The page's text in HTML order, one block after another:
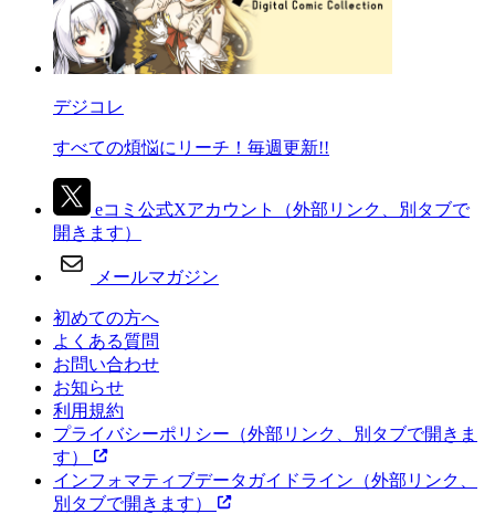
デジコレ
すべての煩悩にリーチ！毎週更新!!
eコミ公式Xアカウント
（外部リンク、別タブで
開きます）
メールマガジン
初めての方へ
よくある質問
お問い合わせ
お知らせ
利用規約
プライバシーポリシー （外部リンク、別タブで開きま
す）
インフォマティブデータガイドライン （外部リンク、
別タブで開きます）